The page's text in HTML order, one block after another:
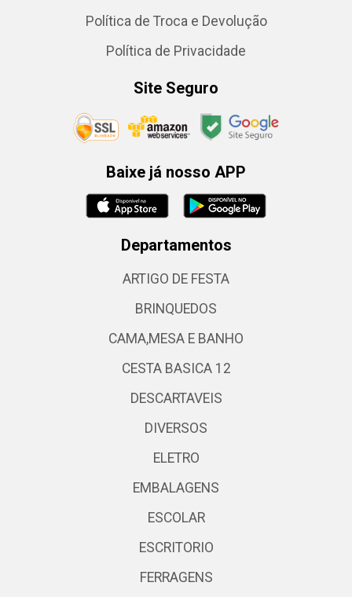
Política de Troca e Devolução
Política de Privacidade
Site Seguro
Baixe já nosso APP
Departamentos
ARTIGO DE FESTA
BRINQUEDOS
CAMA,MESA E BANHO
CESTA BASICA 12
DESCARTAVEIS
DIVERSOS
ELETRO
EMBALAGENS
ESCOLAR
ESCRITORIO
FERRAGENS